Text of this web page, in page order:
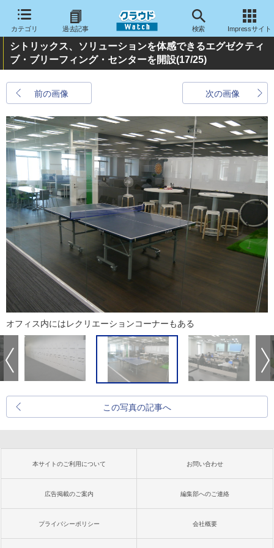
カテゴリ 過去記事 検索 Impressサイト
シトリックス、ソリューションを体感できるエグゼクティ
ブ・ブリーフィング・センターを開設(17/25)
前の画像 次の画像
オフィス内にはレクリエーションコーナーもある
この写真の記事へ
本サイトのご利用について お問い合わせ
広告掲載のご案内 編集部へのご連絡
プライバシーポリシー 会社概要